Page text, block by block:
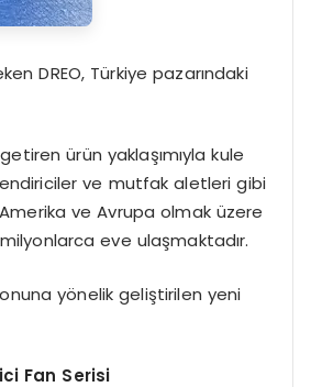
DREO, Türkiye pazarındaki
ürün yaklaşımıyla kule
ve mutfak aletleri gibi
ve Avrupa olmak üzere
eve ulaşmaktadır.
yönelik geliştirilen yeni
Fan Serisi